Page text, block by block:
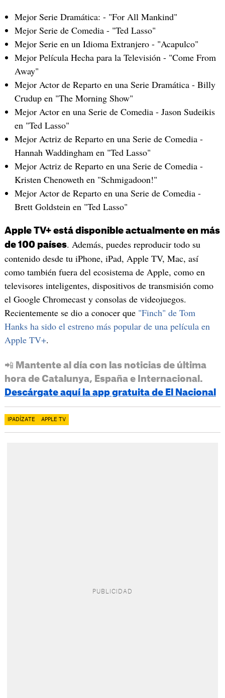
Mejor Serie Dramática: - "For All Mankind"
Mejor Serie de Comedia - "Ted Lasso"
Mejor Serie en un Idioma Extranjero - "Acapulco"
Mejor Película Hecha para la Televisión - "Come From
Away"
Mejor Actor de Reparto en una Serie Dramática - Billy
Crudup en "The Morning Show"
Mejor Actor en una Serie de Comedia - Jason Sudeikis
en "Ted Lasso"
Mejor Actriz de Reparto en una Serie de Comedia -
Hannah Waddingham en "Ted Lasso"
Mejor Actriz de Reparto en una Serie de Comedia -
Kristen Chenoweth en "Schmigadoon!"
Mejor Actor de Reparto en una Serie de Comedia -
Brett Goldstein en "Ted Lasso"
Apple TV+ está disponible actualmente en más
de 100 países. Además, puedes reproducir todo su
contenido desde tu iPhone, iPad, Apple TV, Mac, así
como también fuera del ecosistema de Apple, como en
televisores inteligentes, dispositivos de transmisión como
el Google Chromecast y consolas de videojuegos.
Recientemente se dio a conocer que "Finch" de Tom
Hanks ha sido el estreno más popular de una película en
Apple TV+.
📲 Mantente al día con las noticias de última
hora de Catalunya, España e Internacional.
Descárgate aquí la app gratuita de El Nacional
IPADÍZATE APPLE TV